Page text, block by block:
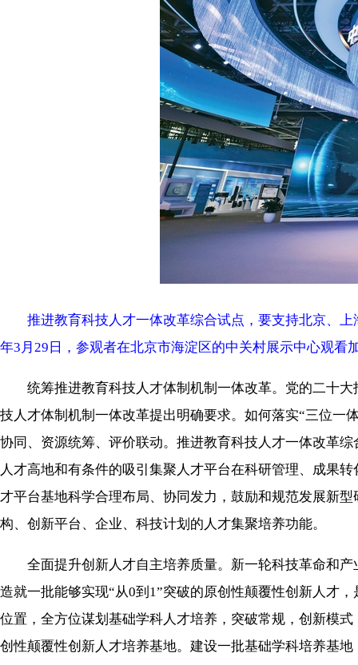
推进教育科技人才一体改革综合试点，要支持北京、
年3月29日，参观者在北京市海淀区的中关村展示中心观
统筹推进教育科技人才体制机制一体改革。党的二十大
技人才体制机制一体改革提出明确要求。如何落实“三位一
协同、资源统筹、评价联动。推进教育科技人才一体改革
人才高地和有条件的吸引集聚人才平台在科研管理、成果
才平台基地科学合理布局、协同发力，鼓励和规范发展新
构、创新平台、企业、科技计划的人才集聚培养功能。
全面提升创新人才自主培养质量。新一轮科技革命和产
造就一批能够实现“从0到1”突破的原创性颠覆性创新人才
位置，全方位谋划基础学科人才培养，突破常规，创新模
创性颠覆性创新人才培养基地。建设一批基础学科培养基